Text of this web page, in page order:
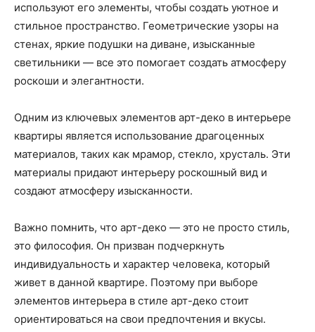
используют его элементы, чтобы создать уютное и
стильное пространство. Геометрические узоры на
стенах, яркие подушки на диване, изысканные
светильники — все это помогает создать атмосферу
роскоши и элегантности.
Одним из ключевых элементов арт-деко в интерьере
квартиры является использование драгоценных
материалов, таких как мрамор, стекло, хрусталь. Эти
материалы придают интерьеру роскошный вид и
создают атмосферу изысканности.
Важно помнить, что арт-деко — это не просто стиль,
это философия. Он призван подчеркнуть
индивидуальность и характер человека, который
живет в данной квартире. Поэтому при выборе
элементов интерьера в стиле арт-деко стоит
ориентироваться на свои предпочтения и вкусы.